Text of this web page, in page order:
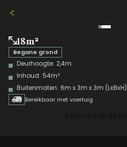
18m²
Begane grond
Deurhoogte: 2,4m
Inhoud: 54m³
Buitenmaten: 6m x 3m x 3m (LxBxH)
Bereikbaar met voertuig